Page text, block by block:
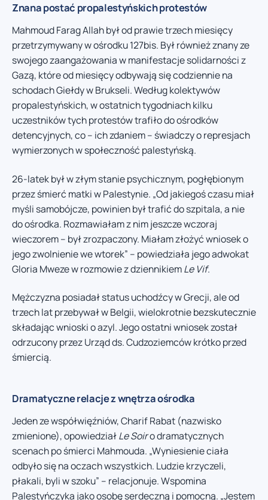
Znana postać propalestyńskich protestów
Mahmoud Farag Allah był od prawie trzech miesięcy
przetrzymywany w ośrodku 127bis. Był również znany ze
swojego zaangażowania w manifestacje solidarności z
Gazą, które od miesięcy odbywają się codziennie na
schodach Giełdy w Brukseli. Według kolektywów
propalestyńskich, w ostatnich tygodniach kilku
uczestników tych protestów trafiło do ośrodków
detencyjnych, co – ich zdaniem – świadczy o represjach
wymierzonych w społeczność palestyńską.
26-latek był w złym stanie psychicznym, pogłębionym
przez śmierć matki w Palestynie. „Od jakiegoś czasu miał
myśli samobójcze, powinien był trafić do szpitala, a nie
do ośrodka. Rozmawiałam z nim jeszcze wczoraj
wieczorem – był zrozpaczony. Miałam złożyć wniosek o
jego zwolnienie we wtorek” – powiedziała jego adwokat
Gloria Mweze w rozmowie z dziennikiemLe Vif.
Mężczyzna posiadał status uchodźcy w Grecji, ale od
trzech lat przebywał w Belgii, wielokrotnie bezskutecznie
składając wnioski o azyl. Jego ostatni wniosek został
odrzucony przez Urząd ds. Cudzoziemców krótko przed
śmiercią.
Dramatyczne relacje z wnętrza ośrodka
Jeden ze współwięźniów, Charif Rabat (nazwisko
zmienione), opowiedziałLe Soiro dramatycznych
scenach po śmierci Mahmouda. „Wyniesienie ciała
odbyło się na oczach wszystkich. Ludzie krzyczeli,
płakali, byli w szoku” – relacjonuje. Wspomina
Palestyńczyka jako osobę serdeczną i pomocną. „Jestem